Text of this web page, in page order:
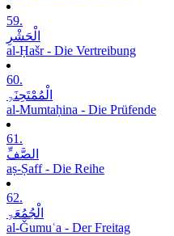
59.
الْحَشْرِ
al-Ḥašr - Die Vertreibung
60.
الْمُمْتَحِنَۃِ
al-Mumtaḥina - Die Prüfende
61.
الصَّفِّ
aṣ-Ṣaff - Die Reihe
62.
الْجُمُعَۃِ
al-Ǧumuʿa - Der Freitag